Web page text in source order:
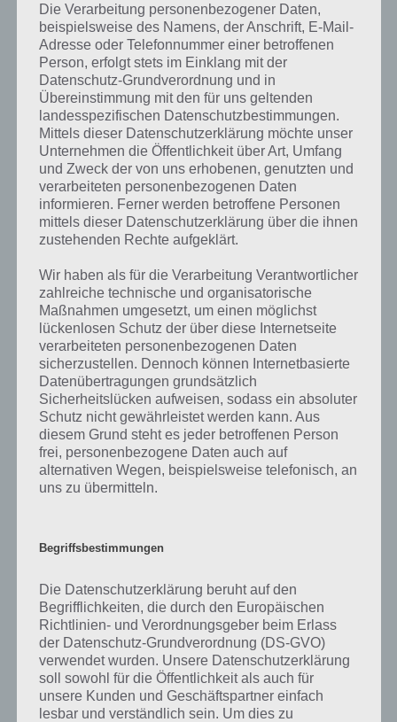
nutzen. Fallschirm mit Rucksack verbinden und aus der offenen Tür
springen.
Das war die Lösung zu Level 12 von 100 Escapers. Einen Screenshot
zu Level 12 von 100 Escapers noch abschließend:
100 Escapers Level 12 Lösung
100 Escapers Level 13 Lösung
Weiter gehts mit der Lösung zu Level 13 von 100 Escapers. Wir
klicken zunächst oben rechts über dem Radio auf das Regal. Wir
zoomen heran und können dieses öffnen. Dort finden wir ein
Holzstück. Wir gehen nun ins Fahrerhaus und finden zwei Skelette.
Beim linken finden wir im Brustkorb ein Metallstück. Wir
kombinieren Metallstück und Griff.
Zur Lösung von Level 13 nehmen wir unser Werkzeug und klicken
auf die Gerhine. Beim einen befindet sich ein Schlüssel, beim
Wir gehen nun zum Safe und öffnen diesen mit dem Schlüssel. Wir
klicken wir nun auf das Radio und dann auf den unteren Bereich.
Die Lösung lautet nun wie folgt: Wir setzen wie im nachfolgenden
Screenshot die Regler auf “room” (diese Info haben wir vom Papier
bekommen). Nun klicken wir auf den oberen linken Bereich und
geben dort “13” ein. Sofort öffnet sich die Tür und Level 13 von 100
Escapers ist gelöst. Ein Screenshot haben wir hier:
Die Verarbeitung personenbezogener Daten,
beispielsweise des Namens, der Anschrift, E-Mail-
Adresse oder Telefonnummer einer betroffenen
Person, erfolgt stets im Einklang mit der
Datenschutz-Grundverordnung und in
Übereinstimmung mit den für uns geltenden
landesspezifischen Datenschutzbestimmungen.
Mittels dieser Datenschutzerklärung möchte unser
Unternehmen die Öffentlichkeit über Art, Umfang
und Zweck der von uns erhobenen, genutzten und
verarbeiteten personenbezogenen Daten
informieren. Ferner werden betroffene Personen
mittels dieser Datenschutzerklärung über die ihnen
zustehenden Rechte aufgeklärt.
Wir haben als für die Verarbeitung Verantwortlicher
zahlreiche technische und organisatorische
Maßnahmen umgesetzt, um einen möglichst
lückenlosen Schutz der über diese Internetseite
verarbeiteten personenbezogenen Daten
sicherzustellen. Dennoch können Internetbasierte
Datenübertragungen grundsätzlich
Sicherheitslücken aufweisen, sodass ein absoluter
Schutz nicht gewährleistet werden kann. Aus
diesem Grund steht es jeder betroffenen Person
frei, personenbezogene Daten auch auf
alternativen Wegen, beispielsweise telefonisch, an
uns zu übermitteln.
Begriffsbestimmungen
Die Datenschutzerklärung beruht auf den
Begrifflichkeiten, die durch den Europäischen
Richtlinien- und Verordnungsgeber beim Erlass
der Datenschutz-Grundverordnung (DS-GVO)
verwendet wurden. Unsere Datenschutzerklärung
soll sowohl für die Öffentlichkeit als auch für
unsere Kunden und Geschäftspartner einfach
lesbar und verständlich sein. Um dies zu